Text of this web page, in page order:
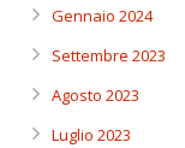
Gennaio 2024
Settembre 2023
Agosto 2023
Luglio 2023